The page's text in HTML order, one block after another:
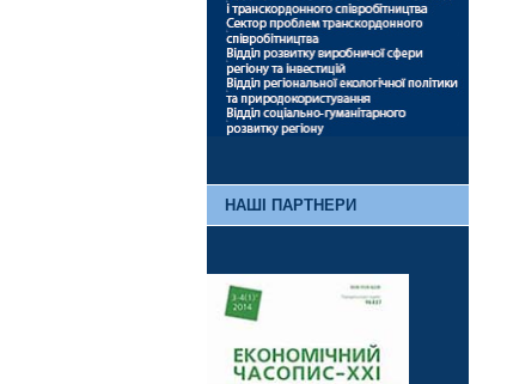
НАШІ ПАРТНЕРИ